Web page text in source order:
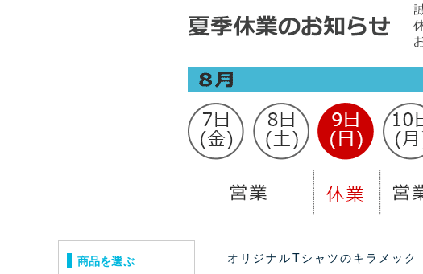
商品を選ぶ オリジナルTシャツのキラメック